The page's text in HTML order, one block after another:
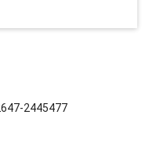
2445477